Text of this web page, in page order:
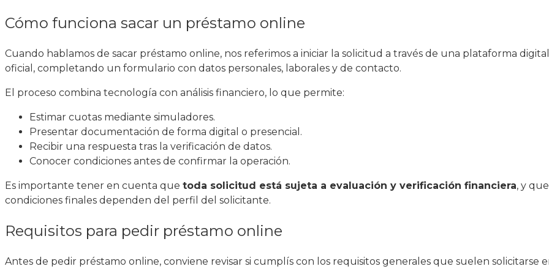
Cómo funciona sacar un préstamo online
Cuando hablamos de sacar préstamo online, nos referimos a iniciar la solicitud a través de una plataforma digital
oficial, completando un formulario con datos personales, laborales y de contacto.
El proceso combina tecnología con análisis financiero, lo que permite:
Estimar cuotas mediante simuladores.
Presentar documentación de forma digital o presencial.
Recibir una respuesta tras la verificación de datos.
Conocer condiciones antes de confirmar la operación.
Es importante tener en cuenta que toda solicitud está sujeta a evaluación y verificación financiera, y
condiciones finales dependen del perfil del solicitante.
Requisitos para pedir préstamo online
Antes de pedir préstamo online, conviene revisar si cumplís con los requisitos generales que suelen solicitarse